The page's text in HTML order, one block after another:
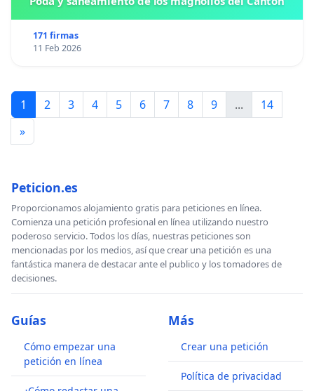
171 firmas
11 Feb 2026
1 2 3 4 5 6 7 8 9 ...
14
»
Peticion.es
Proporcionamos alojamiento gratis para peticiones en línea.
Comienza una petición profesional en línea utilizando nuestro
poderoso servicio. Todos los días, nuestras peticiones son
mencionadas por los medios, así que crear una petición es una
fantástica manera de destacar ante el publico y los tomadores de
decisiones.
Guías
Cómo empezar una
petición en línea
Más
Crear una petición
Política de privacidad